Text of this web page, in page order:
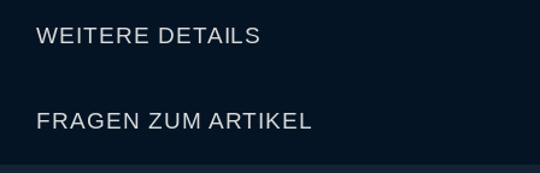
WEITERE DETAILS
FRAGEN ZUM ARTIKEL